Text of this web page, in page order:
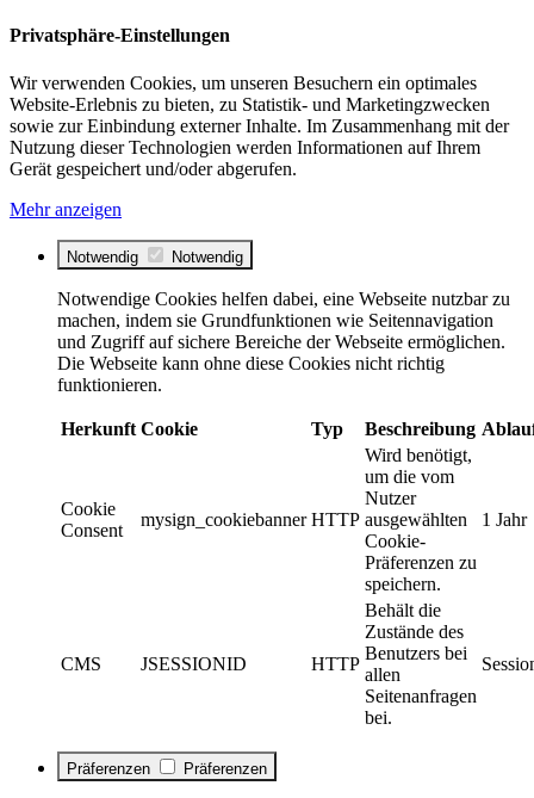
Privatsphäre-Einstellungen
Wir verwenden Cookies, um unseren Besuchern ein optimales
Website-Erlebnis zu bieten, zu Statistik- und Marketingzwecken
sowie zur Einbindung externer Inhalte. Im Zusammenhang mit der
Nutzung dieser Technologien werden Informationen auf Ihrem
Gerät gespeichert und/oder abgerufen.
Mehr anzeigen
Notwendig Notwendig
Notwendige Cookies helfen dabei, eine Webseite nutzbar zu
machen, indem sie Grundfunktionen wie Seitennavigation
und Zugriff auf sichere Bereiche der Webseite ermöglichen.
Die Webseite kann ohne diese Cookies nicht richtig
funktionieren.
Herkunft Cookie Typ Beschreibung
Cookie
Consent
mysign_cookiebanner HTTP
Wird benötigt,
um die vom
Nutzer
ausgewählten
Cookie-
Präferenzen zu
speichern.
1 Jahr
CMS JSESSIONID HTTP
Behält die
Zustände des
Benutzers bei
allen
Seitenanfragen
bei.
Präferenzen Präferenzen